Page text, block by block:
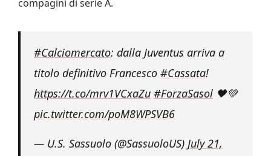
compagini di serie A.
#Calciomercato: dalla Juventus arriva a
titolo definitivo Francesco #Cassata!
https://t.co/mrv1VCxaZu #ForzaSasol 🖤💚
pic.twitter.com/poM8WPSVB6
— U.S. Sassuolo (@SassuoloUS) July 21,